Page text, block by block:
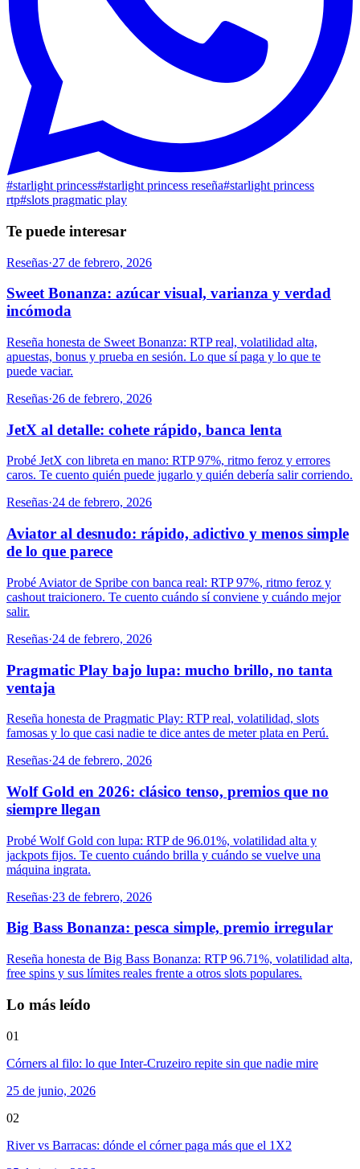
#starlight princess#starlight princess reseña#starlight princess
rtp#slots pragmatic play
Te puede interesar
Reseñas·27 de febrero, 2026
Sweet Bonanza: azúcar visual, varianza y verdad
incómoda
Reseña honesta de Sweet Bonanza: RTP real, volatilidad alta,
apuestas, bonus y prueba en sesión. Lo que sí paga y lo que te
puede vaciar.
Reseñas·26 de febrero, 2026
JetX al detalle: cohete rápido, banca lenta
Probé JetX con libreta en mano: RTP 97%, ritmo feroz y errores
caros. Te cuento quién puede jugarlo y quién debería salir corriendo.
Reseñas·24 de febrero, 2026
Aviator al desnudo: rápido, adictivo y menos simple
de lo que parece
Probé Aviator de Spribe con banca real: RTP 97%, ritmo feroz y
cashout traicionero. Te cuento cuándo sí conviene y cuándo mejor
salir.
Reseñas·24 de febrero, 2026
Pragmatic Play bajo lupa: mucho brillo, no tanta
ventaja
Reseña honesta de Pragmatic Play: RTP real, volatilidad, slots
famosas y lo que casi nadie te dice antes de meter plata en Perú.
Reseñas·24 de febrero, 2026
Wolf Gold en 2026: clásico tenso, premios que no
siempre llegan
Probé Wolf Gold con lupa: RTP de 96.01%, volatilidad alta y
jackpots fijos. Te cuento cuándo brilla y cuándo se vuelve una
máquina ingrata.
Reseñas·23 de febrero, 2026
Big Bass Bonanza: pesca simple, premio irregular
Reseña honesta de Big Bass Bonanza: RTP 96.71%, volatilidad alta,
free spins y sus límites reales frente a otros slots populares.
Lo más leído
01
Córners al filo: lo que Inter-Cruzeiro repite sin que nadie mire
25 de junio, 2026
02
River vs Barracas: dónde el córner paga más que el 1X2